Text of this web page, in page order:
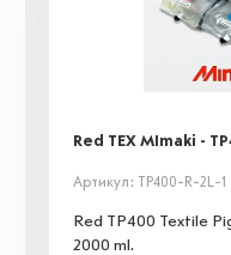
Red TEX MImaki -
Артикул: TP400-R-2L-1
Red TP400 Textile
2000 ml.